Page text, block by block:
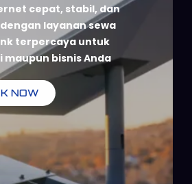
cepat, stabil, dan
layanan sewa
terpercaya untuk
bisnis Anda
NOW